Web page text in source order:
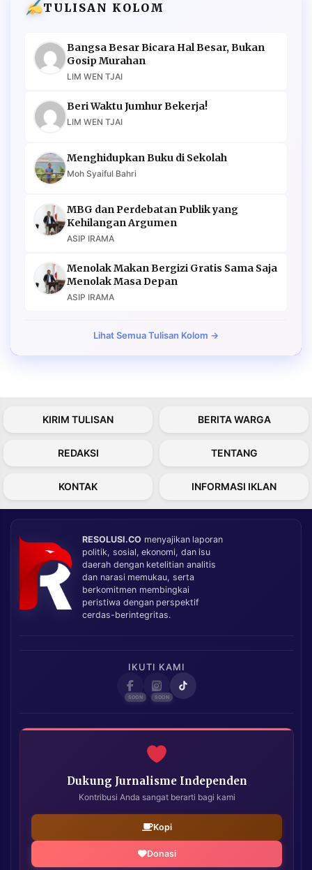
TULISAN KOLOM
Bangsa Besar Bicara Hal Besar, Bukan
Gosip Murahan
LIM WEN TJAI
Beri Waktu Jumhur Bekerja!
LIM WEN TJAI
Menghidupkan Buku di Sekolah
Moh Syaiful Bahri
MBG dan Perdebatan Publik yang
Kehilangan Argumen
ASIP IRAMA
Menolak Makan Bergizi Gratis Sama Saja
Menolak Masa Depan
ASIP IRAMA
Lihat Semua Tulisan Kolom →
KIRIM TULISAN BERITA WARGA
REDAKSI TENTANG
KONTAK INFORMASI IKLAN
RESOLUSI.CO menyajikan laporan
politik, sosial, ekonomi, dan isu
daerah dengan ketelitian analitis
dan narasi memukau, serta
berkomitmen membingkai
peristiwa dengan perspektif
cerdas-berintegritas.
IKUTI KAMI
Dukung Jurnalisme Independen
Kontribusi Anda sangat berarti bagi kami
Kopi
Donasi